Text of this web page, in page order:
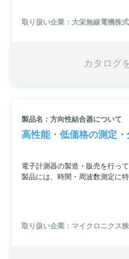
取り扱い企業：大栄無線電機株
カタログ
製品名：方向性結合器について
高性能・低価格の測定
電子計測器の製造・販売を行っ
製品には、時間・周波数測定に
シリーズや、低価格で高性能な
ーズがあります。シグナルアナ
限に活かすことが可能です。ス
ズと価格ながら、ベンチタイプ
取り扱い企業：マイクロニクス